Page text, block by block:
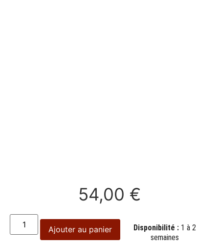
54,00 €
Ajouter au panier Disponibilité : 1 à 2
semaines